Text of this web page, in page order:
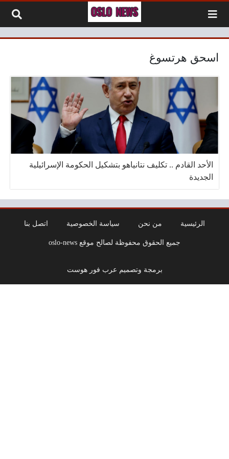
اسحق هرتسوغ
الأحد القادم .. تكليف نتانياهو بتشكيل الحكومة الإسرائيلية
الجديدة
الرئيسية من نحن سياسة الخصوصية اتصل بنا
جميع الحقوق محفوظة لصالح موقع oslo-news
برمجة وتصميم عرب فور هوست